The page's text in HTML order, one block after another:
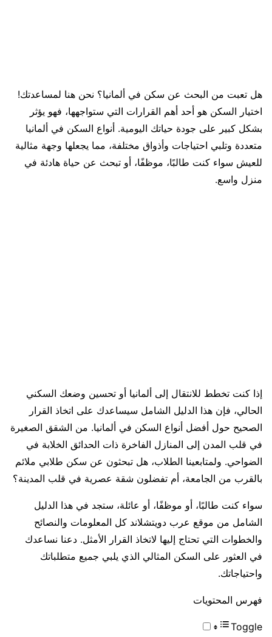
هل تعبت من البحث عن سكن في ألمانيا؟ نحن هنا لمساعدتك!
اختيار السكن هو أحد أهم القرارات التي ستواجهها، فهو يؤثر
بشكل كبير على جودة حياتك اليومية. أنواع السكن في ألمانيا
متعددة وتلبي احتياجات وأذواق مختلفة، مما يجعلها وجهة مثالية
للعيش سواء كنت طالبًا، موظفًا، أو تبحث عن حياة هادئة في
منزل واسع.
إذا كنت تخطط للانتقال إلى ألمانيا أو تحسين وضعك السكني
الحالي، فإن هذا الدليل الشامل سيساعدك على اتخاذ القرار
الصحيح حول أفضل أنواع السكن في ألمانيا. من الشقق الصغيرة
في قلب المدن إلى المنازل الفاخرة ذات الحدائق الخلابة في
الضواحي. ولمتابعينا الطلاب، هل تبحثون عن سكن طلابي ملائم
بالقرب من الجامعة، أم تفضلون شقة عصرية في قلب المدينة؟
سواء كنت طالبًا، أو موظفًا، أو عائلة، ستجد في هذا الدليل
الشامل من موقع عرب دويتشلاند كل المعلومات والنصائح
والخطوات التي تحتاج إليها لاتخاذ القرار الأمثل. دعنا نساعدك
في العثور على السكن المثالي الذي يلبي جميع متطلباتك
واحتياجاتك.
فهرس المحتويات
Toggle